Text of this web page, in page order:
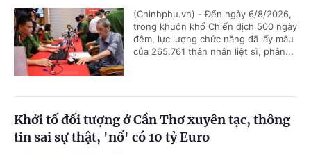
(Chinhphu.vn) - Đến ngày 6/8/2026,
trong khuôn khổ Chiến dịch 500 ngày
đêm, lực lượng chức năng đã lấy mẫu
của 265.761 thân nhân liệt sĩ, phân...
Khởi tố đối tượng ở Cần Thơ xuyên tạc, thông
tin sai sự thật, 'nổ' có 10 tỷ Euro